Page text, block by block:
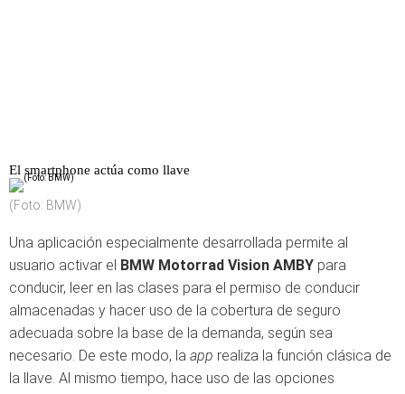
El smartphone actúa como llave
(Foto: BMW)
Una aplicación especialmente desarrollada permite al
usuario activar el BMW Motorrad Vision AMBY para
conducir, leer en las clases para el permiso de conducir
almacenadas y hacer uso de la cobertura de seguro
adecuada sobre la base de la demanda, según sea
necesario. De este modo, la app realiza la función clásica de
la llave. Al mismo tiempo, hace uso de las opciones